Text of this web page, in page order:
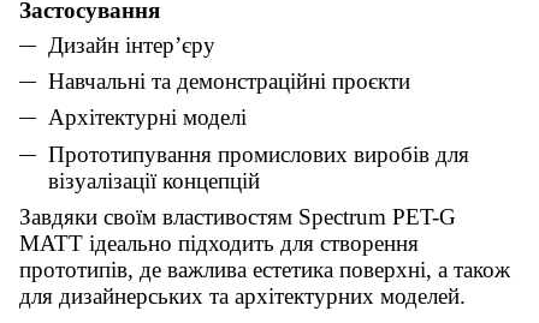
Застосування
Дизайн інтер’єру
Навчальні та демонстраційні проєкти
Архітектурні моделі
Прототипування промислових виробів для
візуалізації концепцій
Завдяки своїм властивостям Spectrum PET-G
MATT ідеально підходить для створення
прототипів, де важлива естетика поверхні, а також
для дизайнерських та архітектурних моделей.